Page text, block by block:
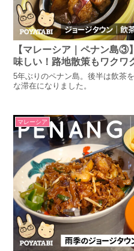
【マレーシア｜ペナン島③
味しい！路地散策もワクワ
5年ぶりのペナン島。後半は飲茶
な滞在になりました。
マレーシア